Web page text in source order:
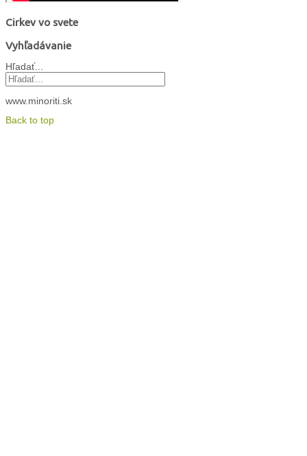
Cirkev vo svete
Vyhľadávanie
Hľadať...
www.minoriti.sk
Back to top